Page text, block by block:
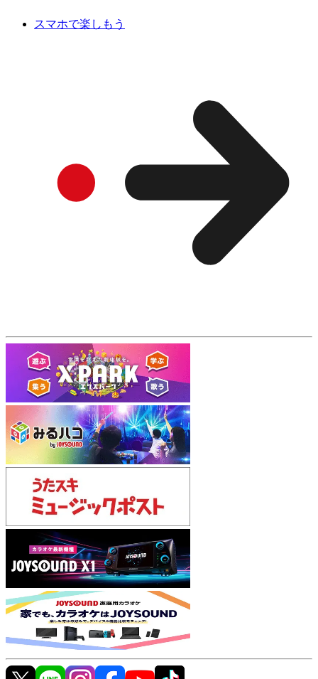
スマホで楽しもう